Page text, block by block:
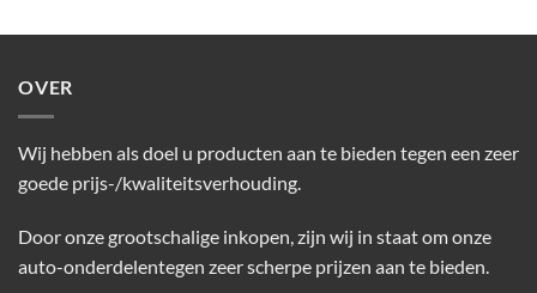
OVER
Wij hebben als doel u producten aan te bieden tegen een zeer
goede prijs-/kwaliteitsverhouding.
Door onze grootschalige inkopen, zijn wij in staat om onze
auto-onderdelentegen zeer scherpe prijzen aan te bieden.